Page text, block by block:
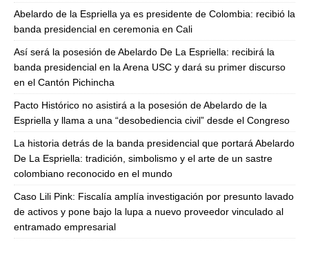
Abelardo de la Espriella ya es presidente de Colombia: recibió la
banda presidencial en ceremonia en Cali
Así será la posesión de Abelardo De La Espriella: recibirá la
banda presidencial en la Arena USC y dará su primer discurso
en el Cantón Pichincha
Pacto Histórico no asistirá a la posesión de Abelardo de la
Espriella y llama a una “desobediencia civil” desde el Congreso
La historia detrás de la banda presidencial que portará Abelardo
De La Espriella: tradición, simbolismo y el arte de un sastre
colombiano reconocido en el mundo
Caso Lili Pink: Fiscalía amplía investigación por presunto lavado
de activos y pone bajo la lupa a nuevo proveedor vinculado al
entramado empresarial